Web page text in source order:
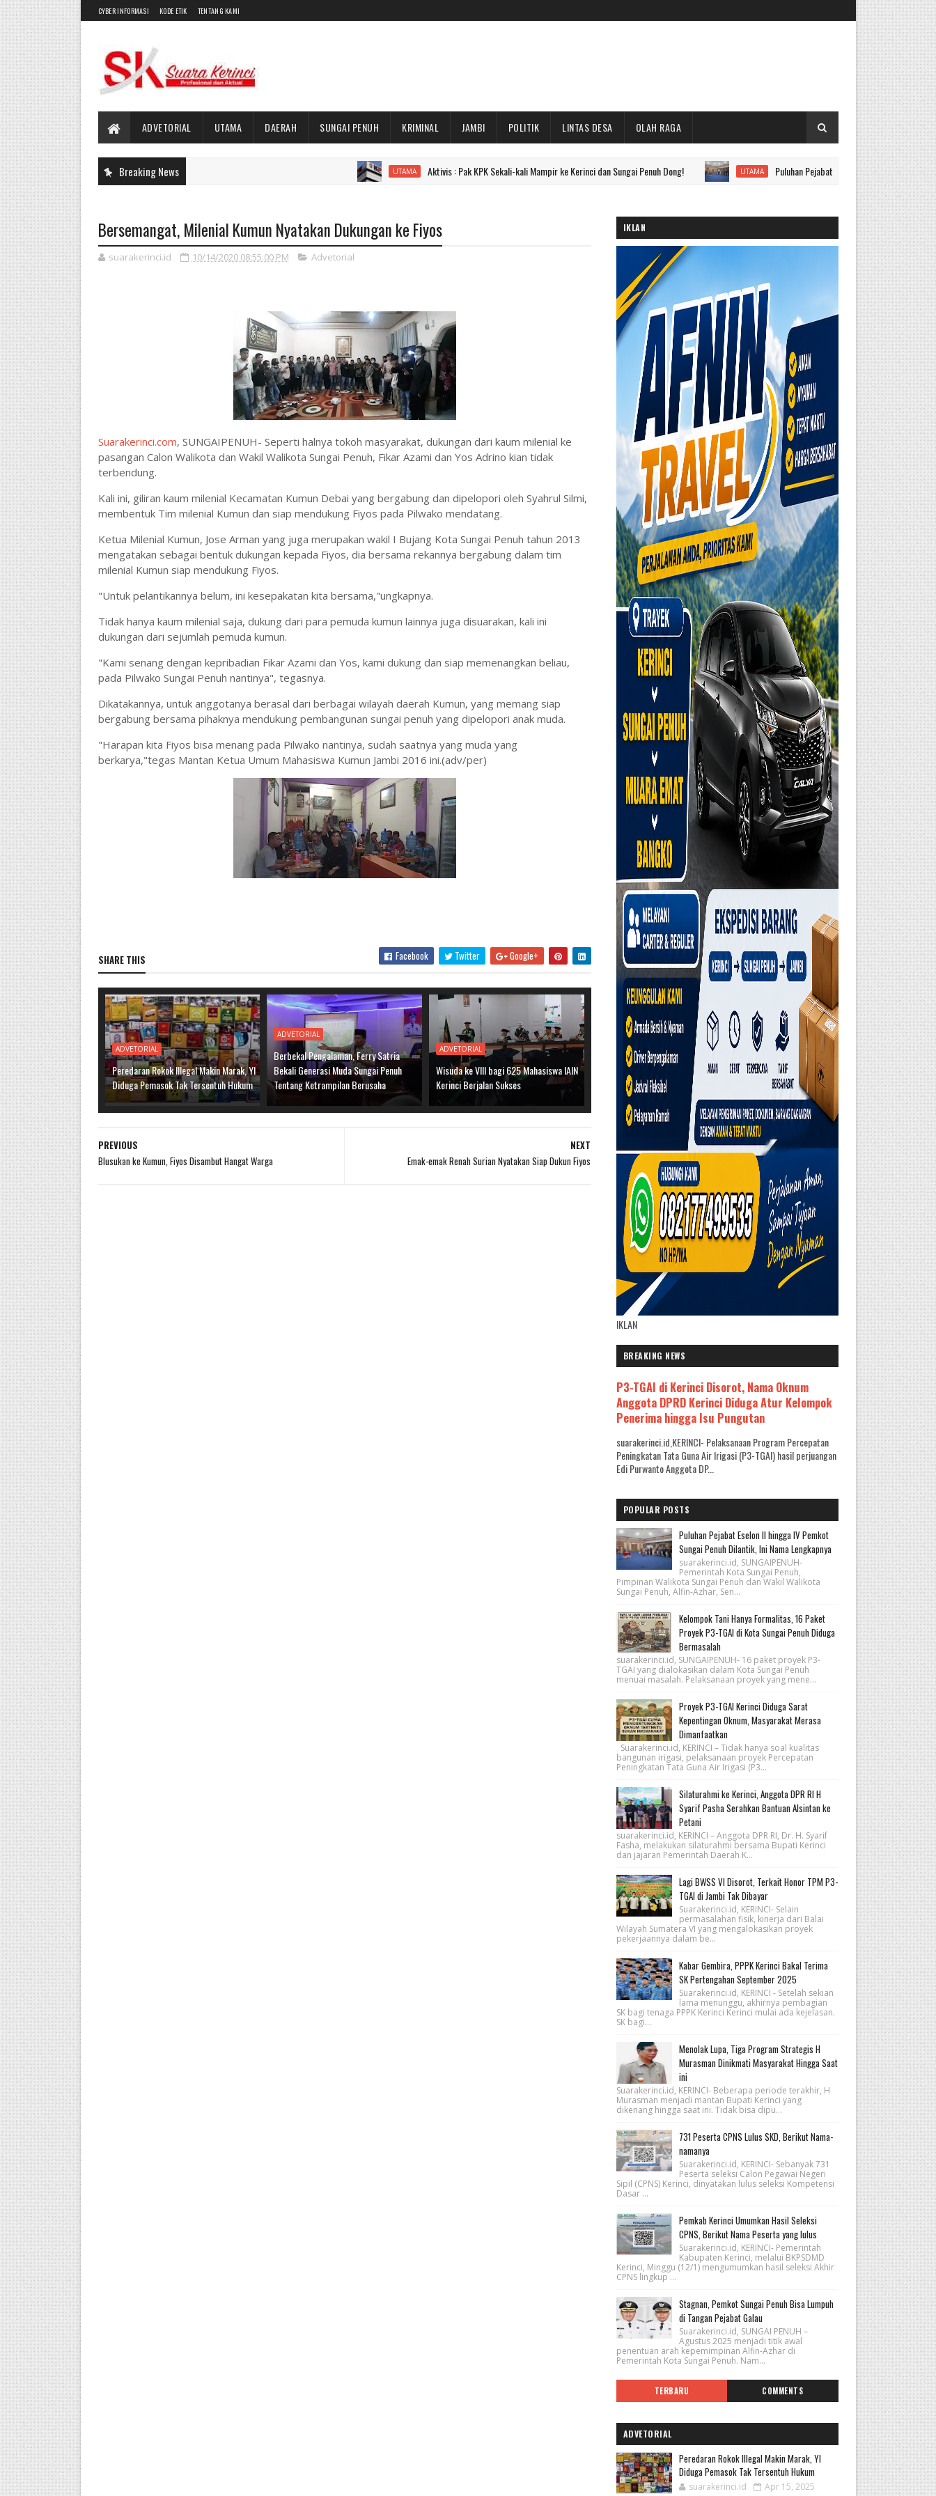
CYBER INFORMASI KODE ETIK TENTANG KAMI
ADVETORIAL UTAMA DAERAH SUNGAI PENUH KRIMINAL JAMBI POLITIK LINTAS DESA OLAH RAGA
Breaking News UTAMA Aktivis : Pak KPK Sekali-kali Mampir ke Kerinci dan Sungai Penuh Dong! UTAMA Puluhan Pejabat Eselon II hingga IV Pemkot Sungai
Bersemangat, Milenial Kumun Nyatakan Dukungan ke Fiyos
suarakerinci.id 10/14/2020 08:55:00 PM Advetorial
Suarakerinci.com, SUNGAIPENUH- Seperti halnya tokoh masyarakat, dukungan dari kaum milenial ke
pasangan Calon Walikota dan Wakil Walikota Sungai Penuh, Fikar Azami dan Yos Adrino kian tidak
terbendung.
Kali ini, giliran kaum milenial Kecamatan Kumun Debai yang bergabung dan dipelopori oleh Syahrul Silmi,
membentuk Tim milenial Kumun dan siap mendukung Fiyos pada Pilwako mendatang.
Ketua Milenial Kumun, Jose Arman yang juga merupakan wakil I Bujang Kota Sungai Penuh tahun 2013
mengatakan sebagai bentuk dukungan kepada Fiyos, dia bersama rekannya bergabung dalam tim
milenial Kumun siap mendukung Fiyos.
"Untuk pelantikannya belum, ini kesepakatan kita bersama,"ungkapnya.
Tidak hanya kaum milenial saja, dukung dari para pemuda kumun lainnya juga disuarakan, kali ini
dukungan dari sejumlah pemuda kumun.
"Kami senang dengan kepribadian Fikar Azami dan Yos, kami dukung dan siap memenangkan beliau,
pada Pilwako Sungai Penuh nantinya", tegasnya.
Dikatakannya, untuk anggotanya berasal dari berbagai wilayah daerah Kumun, yang memang siap
bergabung bersama pihaknya mendukung pembangunan sungai penuh yang dipelopori anak muda.
"Harapan kita Fiyos bisa menang pada Pilwako nantinya, sudah saatnya yang muda yang
berkarya,"tegas Mantan Ketua Umum Mahasiswa Kumun Jambi 2016 ini.(adv/per)
SHARE THIS Facebook Twitter Google+
ADVETORIAL
Peredaran Rokok Illegal Makin Marak, YI
Diduga Pemasok Tak Tersentuh Hukum
ADVETORIAL
Berbekal Pengalaman, Ferry Satria
Bekali Generasi Muda Sungai Penuh
Tentang Ketrampilan Berusaha
ADVETORIAL
Wisuda ke VIII bagi 625 Mahasiswa IAIN
Kerinci Berjalan Sukses
NEXT
Emak-emak Renah Surian Nyatakan Siap Dukun Fiyos
PREVIOUS
Blusukan ke Kumun, Fiyos Disambut Hangat Warga
IKLAN
IKLAN
BREAKING NEWS
P3-TGAI di Kerinci Disorot, Nama Oknum
Anggota DPRD Kerinci Diduga Atur Kelompok
Penerima hingga Isu Pungutan
suarakerinci.id,KERINCI- Pelaksanaan Program Percepatan
Peningkatan Tata Guna Air Irigasi (P3-TGAI) hasil perjuangan
Edi Purwanto Anggota DP...
POPULAR POSTS
Puluhan Pejabat Eselon II hingga IV Pemkot
Sungai Penuh Dilantik, Ini Nama Lengkapnya
suarakerinci.id, SUNGAIPENUH-
Pemerintah Kota Sungai Penuh,
Pimpinan Walikota Sungai Penuh dan Wakil Walikota
Sungai Penuh, Alfin-Azhar, Sen...
Kelompok Tani Hanya Formalitas, 16 Paket
Proyek P3-TGAI di Kota Sungai Penuh Diduga
Bermasalah
suarakerinci.id, SUNGAIPENUH- 16 paket proyek P3-
TGAI yang dialokasikan dalam Kota Sungai Penuh
menuai masalah. Pelaksanaan proyek yang mene...
Proyek P3-TGAI Kerinci Diduga Sarat
Kepentingan Oknum, Masyarakat Merasa
Dimanfaatkan
Suarakerinci.id, KERINCI – Tidak hanya soal kualitas
bangunan irigasi, pelaksanaan proyek Percepatan
Peningkatan Tata Guna Air Irigasi (P3...
Silaturahmi ke Kerinci, Anggota DPR RI H
Syarif Pasha Serahkan Bantuan Alsintan ke
Petani
suarakerinci.id, KERINCI – Anggota DPR RI, Dr. H. Syarif
Fasha, melakukan silaturahmi bersama Bupati Kerinci
dan jajaran Pemerintah Daerah K...
Lagi BWSS VI Disorot, Terkait Honor TPM P3-
TGAI di Jambi Tak Dibayar
Suarakerinci.id, KERINCI- Selain
permasalahan fisik, kinerja dari Balai
Wilayah Sumatera VI yang mengalokasikan proyek
pekerjaannya dalam be...
Kabar Gembira, PPPK Kerinci Bakal Terima
SK Pertengahan September 2025
Suarakerinci.id, KERINCI - Setelah sekian
lama menunggu, akhirnya pembagian
SK bagi tenaga PPPK Kerinci Kerinci mulai ada kejelasan.
SK bagi...
Menolak Lupa, Tiga Program Strategis H
Murasman Dinikmati Masyarakat Hingga Saat
ini
Suarakerinci.id, KERINCI- Beberapa periode terakhir, H
Murasman menjadi mantan Bupati Kerinci yang
dikenang hingga saat ini. Tidak bisa dipu...
731 Peserta CPNS Lulus SKD, Berikut Nama-
namanya
Suarakerinci.id, KERINCI- Sebanyak 731
Peserta seleksi Calon Pegawai Negeri
Sipil (CPNS) Kerinci, dinyatakan lulus seleksi Kompetensi
Dasar ...
Pemkab Kerinci Umumkan Hasil Seleksi
CPNS, Berikut Nama Peserta yang lulus
Suarakerinci.id, KERINCI- Pemerintah
Kabupaten Kerinci, melalui BKPSDMD
Kerinci, Minggu (12/1) mengumumkan hasil seleksi Akhir
CPNS lingkup ...
Stagnan, Pemkot Sungai Penuh Bisa Lumpuh
di Tangan Pejabat Galau
Suarakerinci.id, SUNGAI PENUH –
Agustus 2025 menjadi titik awal
penentuan arah kepemimpinan Alfin-Azhar di
Pemerintah Kota Sungai Penuh. Nam...
TERBARU COMMENTS
ADVETORIAL
Peredaran Rokok Illegal Makin Marak, YI
Diduga Pemasok Tak Tersentuh Hukum
suarakerinci.id Apr 15, 2025